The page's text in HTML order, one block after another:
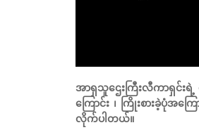
အာရှသူဌေးကြီးလီကာရှင်းရဲ့
ကြောင်း ၊ ကြိုးစားခဲ့ပုံအက
လိုက်ပါတယ်။